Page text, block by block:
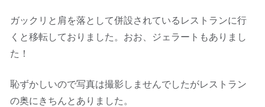
ガックリと肩を落として併設されているレストランに行
くと移転しておりました。おお、ジェラートもありまし
た！
恥ずかしいので写真は撮影しませんでしたがレストラン
の奥にきちんとありました。